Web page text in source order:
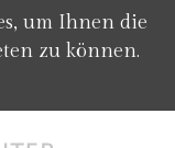
um Ihnen die
zu können.